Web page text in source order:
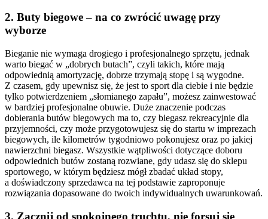
2. Buty biegowe – na co zwrócić uwagę przy
wyborze
Bieganie nie wymaga drogiego i profesjonalnego sprzętu, jednak
warto biegać w „dobrych butach”, czyli takich, które mają
odpowiednią amortyzację, dobrze trzymają stopę i są wygodne.
Z czasem, gdy upewnisz się, że jest to sport dla ciebie i nie będzie
tylko potwierdzeniem „słomianego zapału”, możesz zainwestować
w bardziej profesjonalne obuwie. Duże znaczenie podczas
dobierania butów biegowych ma to, czy biegasz rekreacyjnie dla
przyjemności, czy może przygotowujesz się do startu w imprezach
biegowych, ile kilometrów tygodniowo pokonujesz oraz po jakiej
nawierzchni biegasz. Wszystkie wątpliwości dotyczące doboru
odpowiednich butów zostaną rozwiane, gdy udasz się do sklepu
sportowego, w którym będziesz mógł zbadać układ stopy,
a doświadczony sprzedawca na tej podstawie zaproponuje
rozwiązania dopasowane do twoich indywidualnych uwarunkowań.
3. Zacznij od spokojnego truchtu, nie forsuj się